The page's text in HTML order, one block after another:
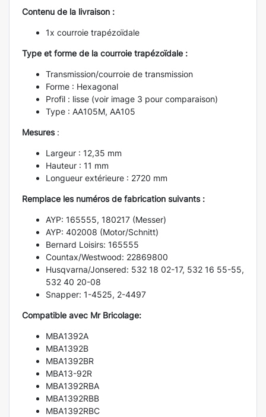
Contenu de la livraison :
1x courroie trapézoïdale
Type et forme de la courroie trapézoïdale :
Transmission/courroie de transmission
Forme : Hexagonal
Profil : lisse (voir image 3 pour comparaison)
Type : AA105M, AA105
Mesures:
Largeur : 12,35 mm
Hauteur : 11 mm
Longueur extérieure : 2720 mm
Remplace les numéros de fabrication suivants :
AYP: 165555, 180217 (Messer)
AYP: 402008 (Motor/Schnitt)
Bernard Loisirs: 165555
Countax/Westwood: 22869800
Husqvarna/Jonsered: 532 18 02-17, 532 16 55-55,
532 40 20-08
Snapper: 1-4525, 2-4497
Compatible avec Mr Bricolage:
MBA1392A
MBA1392B
MBA1392BR
MBA13-92R
MBA1392RBA
MBA1392RBB
MBA1392RBC